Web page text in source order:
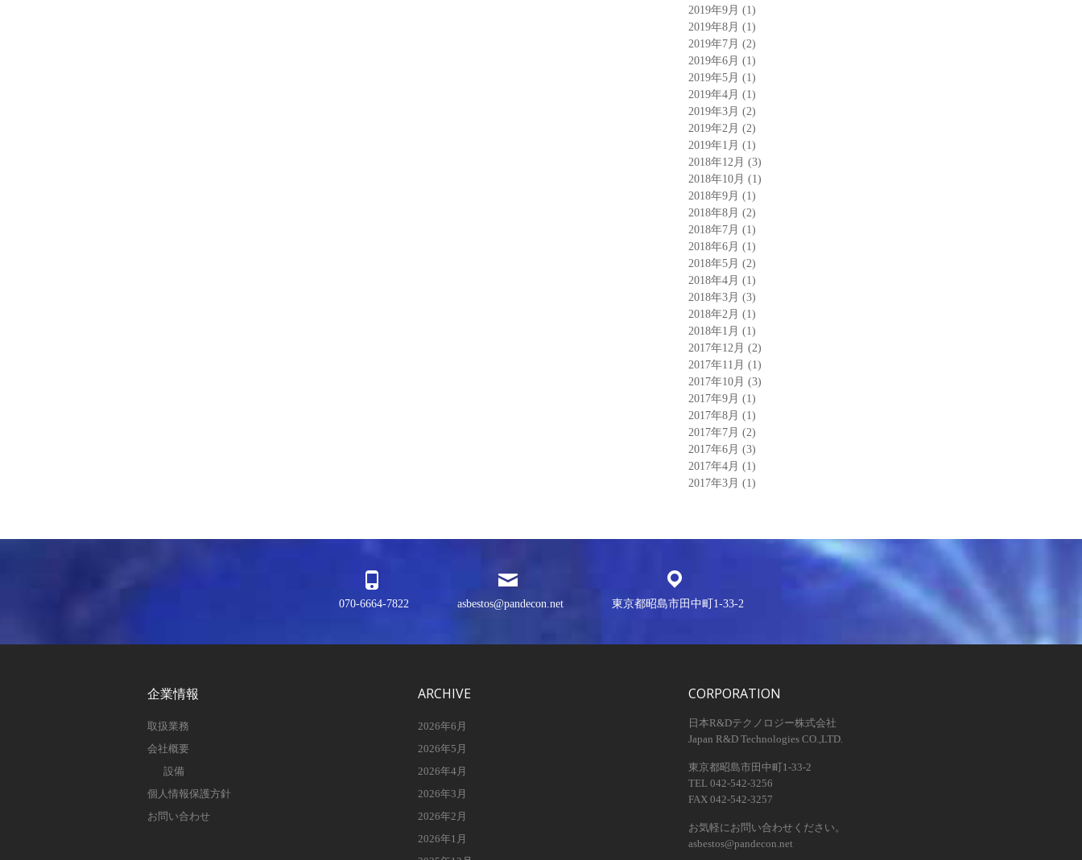
2019年9月 (1)
2019年8月 (1)
2019年7月 (2)
2019年6月 (1)
2019年5月 (1)
2019年4月 (1)
2019年3月 (2)
2019年2月 (2)
2019年1月 (1)
2018年12月 (3)
2018年10月 (1)
2018年9月 (1)
2018年8月 (2)
2018年7月 (1)
2018年6月 (1)
2018年5月 (2)
2018年4月 (1)
2018年3月 (3)
2018年2月 (1)
2018年1月 (1)
2017年12月 (2)
2017年11月 (1)
2017年10月 (3)
2017年9月 (1)
2017年8月 (1)
2017年7月 (2)
2017年6月 (3)
2017年4月 (1)
2017年3月 (1)
070-6664-7822 asbestos@pandecon.net 東京都昭島市田中町1-33-2
企業情報
取扱業務
会社概要
設備
個人情報保護方針
お問い合わせ
ARCHIVE
2026年6月
2026年5月
2026年4月
2026年3月
2026年2月
2026年1月
CORPORATION
日本R&Dテクノロジー株式会社
Japan R&D Technologies CO.,LTD.
東京都昭島市田中町1-33-2
TEL 042-542-3256
FAX 042-542-3257
お気軽にお問い合わせください。
asbestos@pandecon.net